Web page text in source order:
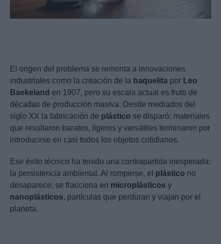
El origen del problema se remonta a innovaciones
industriales como la creación de la baquelita por Leo
Baekeland en 1907, pero su escala actual es fruto de
décadas de producción masiva. Desde mediados del
siglo XX la fabricación de plástico se disparó: materiales
que resultaron baratos, ligeros y versátiles terminaron por
introducirse en casi todos los objetos cotidianos.
Ese éxito técnico ha tenido una contrapartida inesperada:
la persistencia ambiental. Al romperse, el plástico no
desaparece; se fracciona en microplásticos y
nanoplásticos, partículas que perduran y viajan por el
planeta.